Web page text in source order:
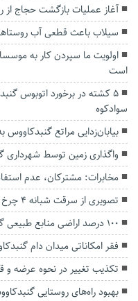
آغاز عملیات بازگشت حجاج از روز شنبه
سیلاب باعث قطعی آب
اولویت ما سپردن کار به
است
سوادکوه
بیابان‌زدایی مراتع گنبدکاووس به سالانه ۱۰۰ میلیارد ریال
واگذاری زمین توسط شهرداری
مخابرات: مشترکان، عدم
تصویری از سرقت شبانه ۴ چرخ خودروی دناپلاس در گنبدکاووس
۱۰۰ درصد اراضی منابع طبیعی گلستان سنددار شد
فقر امکاناتی میدان دام
تکذیب تغییر در نحوه عرضه و
بهبود راه‌های روستایی